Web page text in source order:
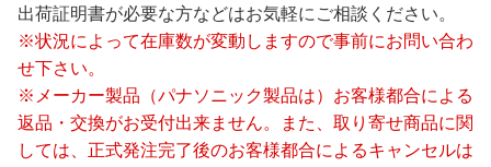
出荷証明書が必要な方などはお気軽にご相談ください。
※状況によって在庫数が変動しますので事前にお問い合わ
せ下さい。
※メーカー製品（パナソニック製品は）お客様都合による
返品・交換がお受付出来ません。また、取り寄せ商品に関
しては、正式発注完了後のお客様都合によるキャンセルは